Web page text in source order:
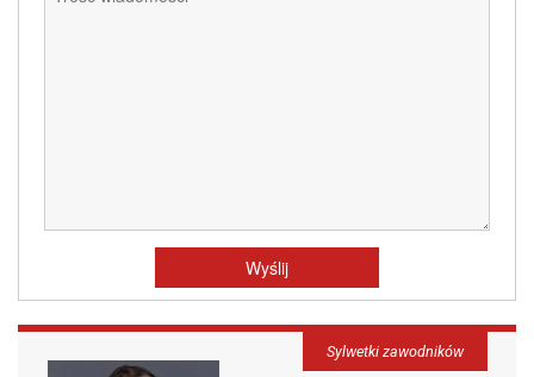
Sylwetki zawodników